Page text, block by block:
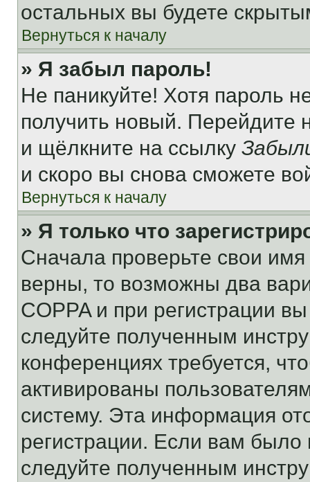
остальных вы будете
Вернуться к началу
» Я забыл пароль!
Не паникуйте! Хотя пароль
получить новый. Перейдите
и щёлкните на ссылку
и скоро вы снова сможете
Вернуться к началу
» Я только что
Сначала проверьте свои
верны, то возможны два
COPPA и при регистрации
следуйте полученным
конференциях требуется,
активированы
систему. Эта информация
регистрации. Если вам
следуйте полученным